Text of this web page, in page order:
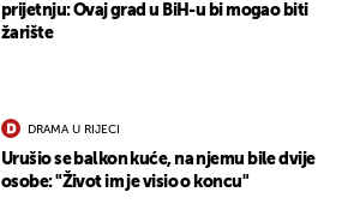
prijetnju: Ovaj grad u BiH-u bi mogao biti
žarište
DRAMA U RIJECI
Urušio se balkon kuće, na njemu bile dvije
osobe: "Život im je visio o koncu"